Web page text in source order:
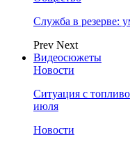
Служба в резерве:
Prev Next
Видеосюжеты
Новости
Ситуация с
июля
Новости